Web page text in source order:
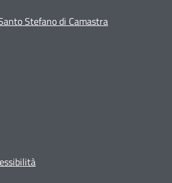
Stefano di Camastra